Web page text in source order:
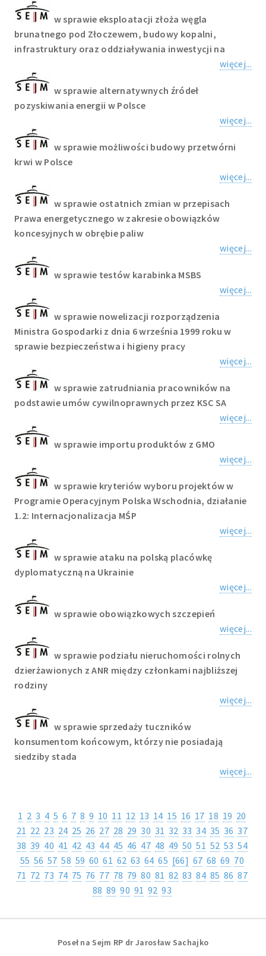
w sprawie eksploatacji złoża węgla
brunatnego pod Złoczewem, budowy kopalni,
infrastruktury oraz oddziaływania inwestycji na
więcej...
w sprawie alternatywnych źródeł
pozyskiwania energii w Polsce
więcej...
w sprawie możliwości budowy przetwórni
krwi w Polsce
więcej...
w sprawie ostatnich zmian w przepisach
Prawa energetycznego w zakresie obowiązków
koncesyjnych w obrębie paliw
więcej...
w sprawie testów karabinka MSBS
więcej...
w sprawie nowelizacji rozporządzenia
Ministra Gospodarki z dnia 6 września 1999 roku w
sprawie bezpieczeństwa i higieny pracy
więcej...
w sprawie zatrudniania pracowników na
podstawie umów cywilnoprawnych przez KSC SA
więcej...
w sprawie importu produktów z GMO
więcej...
w sprawie kryteriów wyboru projektów w
Programie Operacyjnym Polska Wschodnia, działanie
1.2: Internacjonalizacja MŚP
więcej...
w sprawie ataku na polską placówkę
dyplomatyczną na Ukrainie
więcej...
w sprawie obowiązkowych szczepień
więcej...
w sprawie podziału nieruchomości rolnych
dzierżawionych z ANR między członkami najbliższej
rodziny
więcej...
w sprawie sprzedaży tuczników
konsumentom końcowym, którzy nie posiadają
siedziby stada
więcej...
1 2 3 4 5 6 7 8 9 10 11 12 13 14 15 16 17 18 19 20
21 22 23 24 25 26 27 28 29 30 31 32 33 34 35 36 37
38 39 40 41 42 43 44 45 46 47 48 49 50 51 52 53 54
55 56 57 58 59 60 61 62 63 64 65 [66] 67 68 69 70
71 72 73 74 75 76 77 78 79 80 81 82 83 84 85 86 87
88 89 90 91 92 93
Poseł na Sejm RP dr Jarosław Sachajko